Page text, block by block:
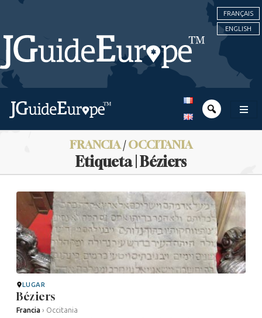
FRANÇAIS
ENGLISH
FRANCIA/OCCITANIA
Etiqueta | Béziers
LUGAR
Béziers
Francia › Occitania